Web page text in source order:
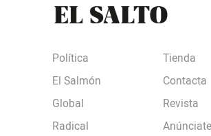
Política
El Salmón
Global
Radical
Tienda
Contacta
Revista
Anúnciate